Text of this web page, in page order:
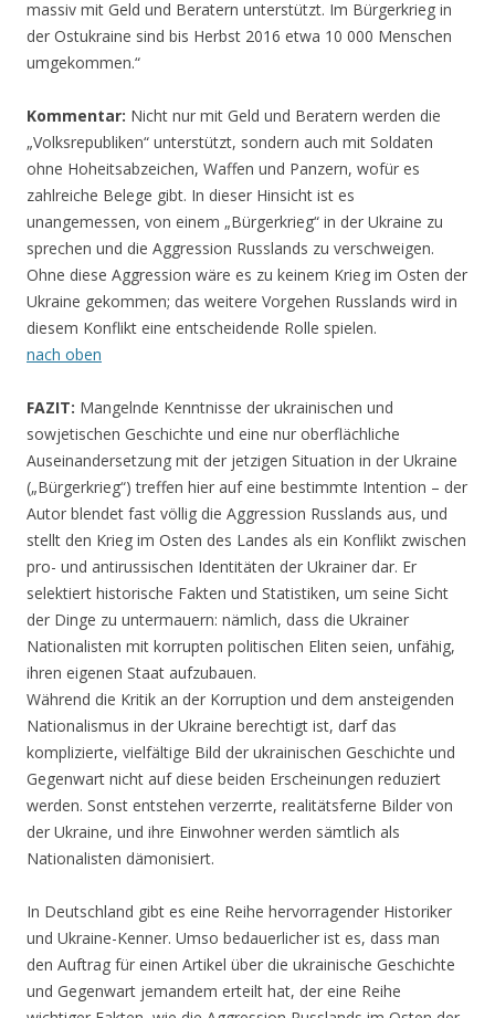
massiv mit Geld und Beratern unterstützt. Im Bürgerkrieg in
der Ostukraine sind bis Herbst 2016 etwa 10 000 Menschen
umgekommen.“
Kommentar: Nicht nur mit Geld und Beratern werden die
„Volksrepubliken“ unterstützt, sondern auch mit Soldaten
ohne Hoheitsabzeichen, Waffen und Panzern, wofür es
zahlreiche Belege gibt. In dieser Hinsicht ist es
unangemessen, von einem „Bürgerkrieg“ in der Ukraine zu
sprechen und die Aggression Russlands zu verschweigen.
Ohne diese Aggression wäre es zu keinem Krieg im Osten der
Ukraine gekommen; das weitere Vorgehen Russlands wird in
diesem Konflikt eine entscheidende Rolle spielen.
nach oben
FAZIT: Mangelnde Kenntnisse der ukrainischen und
sowjetischen Geschichte und eine nur oberflächliche
Auseinandersetzung mit der jetzigen Situation in der Ukraine
(„Bürgerkrieg“) treffen hier auf eine bestimmte Intention – der
Autor blendet fast völlig die Aggression Russlands aus, und
stellt den Krieg im Osten des Landes als ein Konflikt zwischen
pro- und antirussischen Identitäten der Ukrainer dar. Er
selektiert historische Fakten und Statistiken, um seine Sicht
der Dinge zu untermauern: nämlich, dass die Ukrainer
Nationalisten mit korrupten politischen Eliten seien, unfähig,
ihren eigenen Staat aufzubauen.
Während die Kritik an der Korruption und dem ansteigenden
Nationalismus in der Ukraine berechtigt ist, darf das
komplizierte, vielfältige Bild der ukrainischen Geschichte und
Gegenwart nicht auf diese beiden Erscheinungen reduziert
werden. Sonst entstehen verzerrte, realitätsferne Bilder von
der Ukraine, und ihre Einwohner werden sämtlich als
Nationalisten dämonisiert.
In Deutschland gibt es eine Reihe hervorragender Historiker
und Ukraine-Kenner. Umso bedauerlicher ist es, dass man
den Auftrag für einen Artikel über die ukrainische Geschichte
und Gegenwart jemandem erteilt hat, der eine Reihe